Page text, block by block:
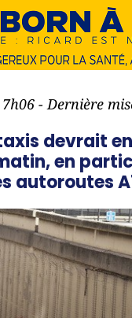
- Dernière
devrait
en
autoroutes